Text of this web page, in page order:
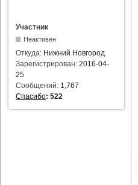
Участник
Неактивен
Откуда: Нижний Новгород
Зарегистрирован: 2016-04-
25
Сообщений: 1,767
Спасибо: 522